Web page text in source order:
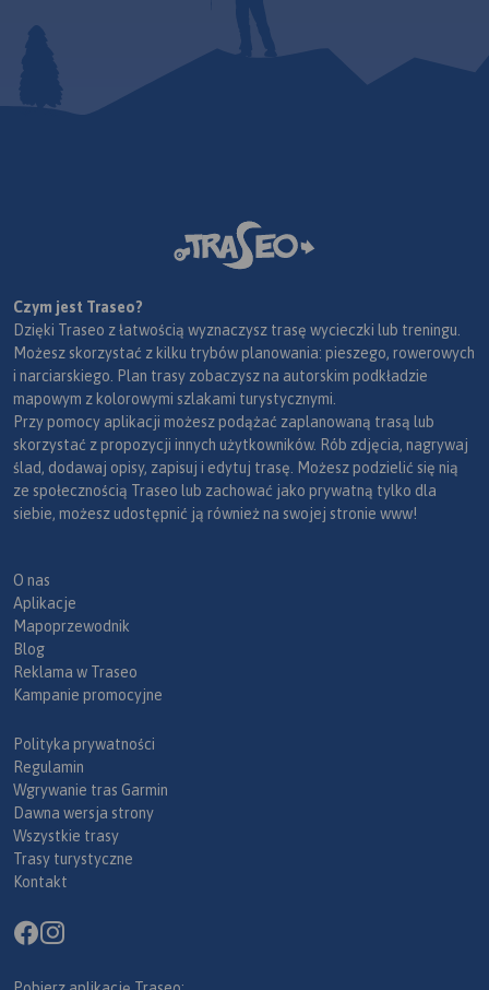
Czym jest Traseo?
Dzięki Traseo z łatwością wyznaczysz trasę wycieczki lub treningu.
Możesz skorzystać z kilku trybów planowania: pieszego, rowerowych
i narciarskiego. Plan trasy zobaczysz na autorskim podkładzie
mapowym z kolorowymi szlakami turystycznymi.
Przy pomocy aplikacji możesz podążać zaplanowaną trasą lub
skorzystać z propozycji innych użytkowników. Rób zdjęcia, nagrywaj
ślad, dodawaj opisy, zapisuj i edytuj trasę. Możesz podzielić się nią
ze społecznością Traseo lub zachować jako prywatną tylko dla
siebie, możesz udostępnić ją również na swojej stronie www!
O nas
Aplikacje
Mapoprzewodnik
Blog
Reklama w Traseo
Kampanie promocyjne
Polityka prywatności
Regulamin
Wgrywanie tras Garmin
Dawna wersja strony
Wszystkie trasy
Trasy turystyczne
Kontakt